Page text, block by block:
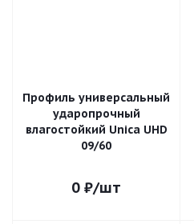
Профиль универсальный
ударопрочный
влагостойкий Unica UHD
09/60
0 ₽/шт